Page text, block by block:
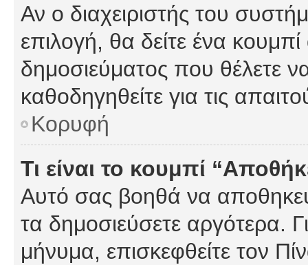
Αν ο διαχειριστής του
επιλογή, θα δείτε ένα
δημοσιεύματος που θέλετε
καθοδηγηθείτε για τις
Κορυφή
Τι είναι το κουμπί
Αυτό σας βοηθά να
τα δημοσιεύσετε αργότερα.
μήνυμα, επισκεφθείτε τον